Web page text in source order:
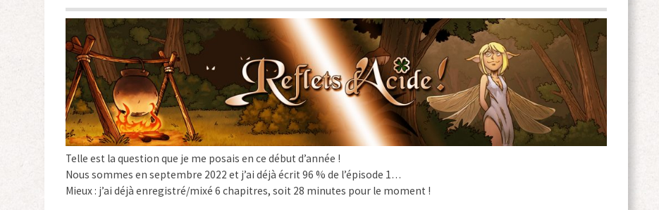
Telle est la question que je me posais en ce début d’année !
Nous sommes en septembre 2022 et j’ai déjà écrit 96 % de l’épisode 1…
Mieux : j’ai déjà enregistré/mixé 6 chapitres, soit 28 minutes pour le moment !